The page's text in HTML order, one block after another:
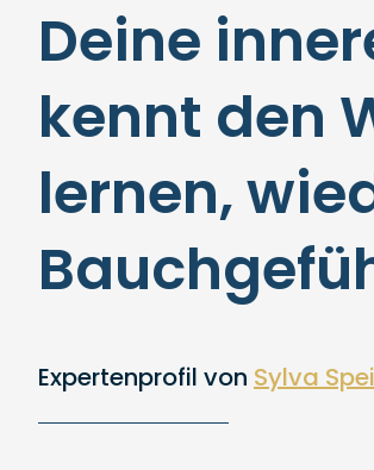
Deine
kennt den
lernen,
Expertenprofil von Sylva